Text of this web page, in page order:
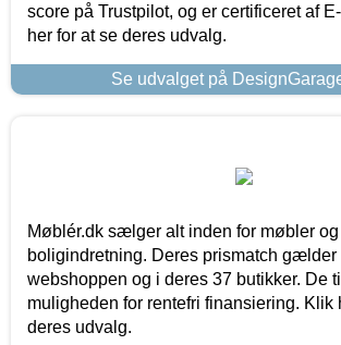
score på Trustpilot, og er certificeret af
her for at se deres udvalg.
Se udvalget på
Møblér.dk sælger alt inden for møbler og
boligindretning. Deres prismatch gælder
webshoppen og i deres 37 butikker. De
muligheden for rentefri finansiering. Klik
deres udvalg.